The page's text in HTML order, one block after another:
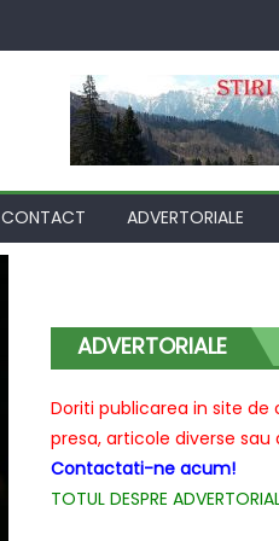
CONTACT ADVERTORIALE
ADVERTORIALE
Doriti publicarea in site
presa, articole diverse sau
Contactati-ne acum!
TOTUL DESPRE